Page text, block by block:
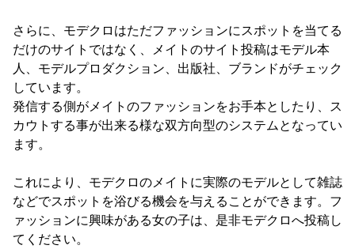
さらに、モデクロはただファッションにスポットを当てる
だけのサイトではなく、メイトのサイト投稿はモデル本
人、モデルプロダクション、出版社、ブランドがチェック
しています。
発信する側がメイトのファッションをお手本としたり、ス
カウトする事が出来る様な双方向型のシステムとなってい
ます。
これにより、モデクロのメイトに実際のモデルとして雑誌
などでスポットを浴びる機会を与えることができます。フ
ァッションに興味がある女の子は、是非モデクロへ投稿し
てください。